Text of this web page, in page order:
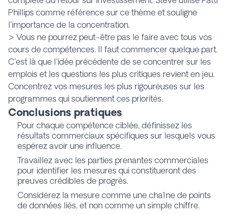
Phillips comme référence sur ce thème et souligne
l'importance de la concentration.
> Vous ne pourrez peut-être pas le faire avec tous vos
cours de compétences. Il faut commencer quelque part.
C'est là que l'idée précédente de se concentrer sur les
emplois et les questions les plus critiques revient en jeu.
Concentrez vos mesures les plus rigoureuses sur les
programmes qui soutiennent ces priorités.
Conclusions pratiques
Pour chaque compétence ciblée, définissez les
résultats commerciaux spécifiques sur lesquels vous
espérez avoir une influence.
Travaillez avec les parties prenantes commerciales
pour identifier les mesures qui constitueront des
preuves crédibles de progrès.
Considérez la mesure comme une chaîne de points
de données liés, et non comme un simple chiffre.